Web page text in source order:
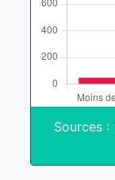
Sources :